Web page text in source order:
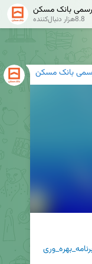
رسمی بانک مسکن
8.8هزار دنبال‌کننده
بانک مسکن